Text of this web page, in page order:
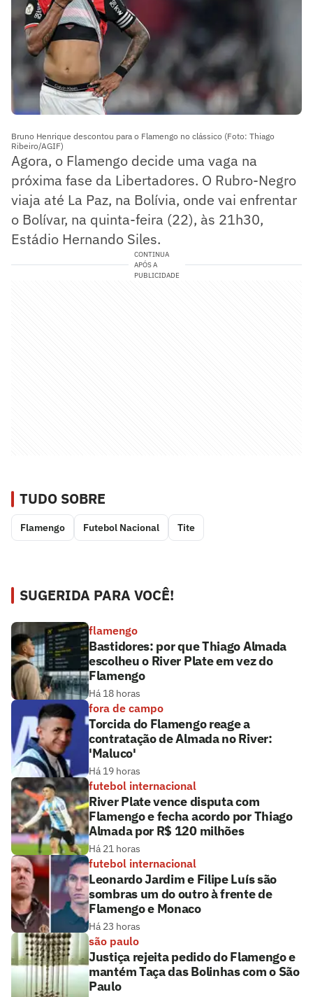
Bruno Henrique descontou para o Flamengo no clássico (Foto: Thiago
Ribeiro/AGIF)
Agora, o Flamengo decide uma vaga na
próxima fase da Libertadores. O Rubro-Negro
viaja até La Paz, na Bolívia, onde vai enfrentar
o Bolívar, na quinta-feira (22), às 21h30,
Estádio Hernando Siles.
CONTINUA
APÓS A
PUBLICIDADE
TUDO SOBRE
Flamengo Futebol Nacional Tite
SUGERIDA PARA VOCÊ!
flamengo
Bastidores: por que Thiago Almada
escolheu o River Plate em vez do
Flamengo
Há 18 horas
fora de campo
Torcida do Flamengo reage a
contratação de Almada no River:
'Maluco'
Há 19 horas
futebol internacional
River Plate vence disputa com
Flamengo e fecha acordo por Thiago
Almada por R$ 120 milhões
Há 21 horas
futebol internacional
Leonardo Jardim e Filipe Luís são
sombras um do outro à frente de
Flamengo e Monaco
Há 23 horas
são paulo
Justiça rejeita pedido do Flamengo e
mantém Taça das Bolinhas com o São
Paulo